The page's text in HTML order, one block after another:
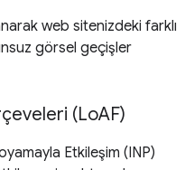
web sitenizdeki farklı
görsel geçişler
(LoAF)
Etkileşim (INP)